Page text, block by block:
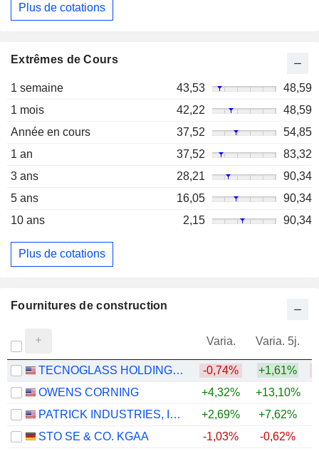
Plus de cotations
Extrêmes de Cours
1 semaine 43,53
48,59
1 mois
42,22
48,59
Année en cours
37,52
54,85
1 an
37,52
83,32
3 ans
28,21
90,34
5 ans
16,05
90,34
10 ans
2,15 90,34
Plus de cotations
Fournitures de construction
Varia. Varia. 5j.
TECNOGLASS HOLDINGS INC. -0,74% +1,61%
OWENS CORNING
+4,32% +13,10%
PATRICK INDUSTRIES, INC.
+2,69% +7,62%
STO SE & CO. KGAA
-1,03% -0,62%